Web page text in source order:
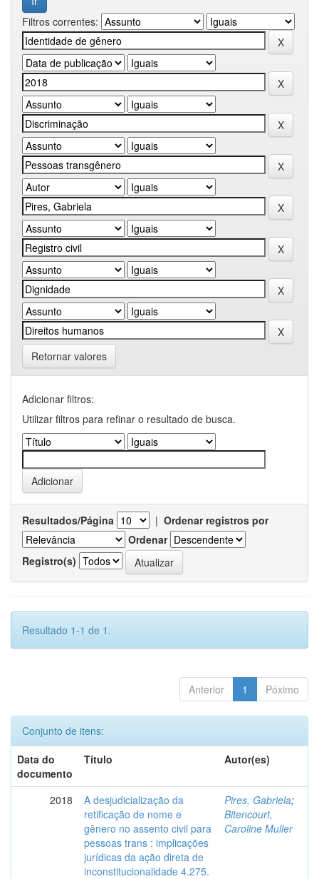
Filtros correntes:
Retornar valores
Adicionar filtros:
Utilizar filtros para refinar o resultado de busca.
Resultados/Página | Ordenar registros por
Ordenar
Registro(s)
Resultado 1-1 de 1.
Anterior 1 Póximo
Conjunto de itens:
Data do
documento
Título Autor(es)
2018
A desjudicialização da
retificação de nome e
gênero no assento civil para
pessoas trans : implicações
jurídicas da ação direta de
inconstitucionalidade 4.275.
Pires, Gabriela;
Bitencourt,
Caroline Muller